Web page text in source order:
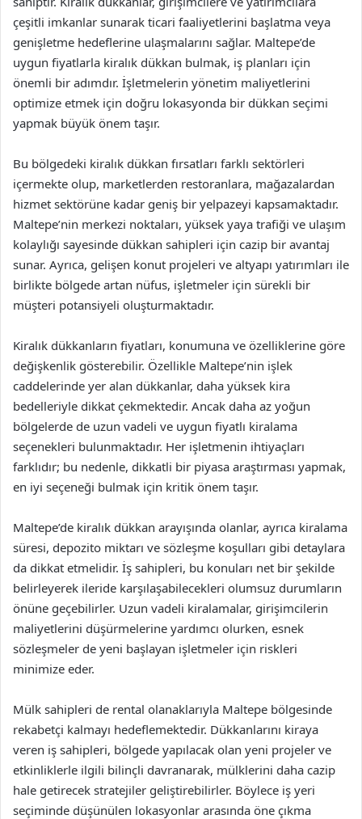
çeşitli imkanlar sunarak ticari faaliyetlerini başlatma veya
genişletme hedeflerine ulaşmalarını sağlar. Maltepe’de
uygun fiyatlarla kiralık dükkan bulmak, iş planları için
önemli bir adımdır. İşletmelerin yönetim maliyetlerini
optimize etmek için doğru lokasyonda bir dükkan seçimi
yapmak büyük önem taşır.
Bu bölgedeki kiralık dükkan fırsatları farklı sektörleri
içermekte olup, marketlerden restoranlara, mağazalardan
hizmet sektörüne kadar geniş bir yelpazeyi kapsamaktadır.
Maltepe’nin merkezi noktaları, yüksek yaya trafiği ve ulaşım
kolaylığı sayesinde dükkan sahipleri için cazip bir avantaj
sunar. Ayrıca, gelişen konut projeleri ve altyapı yatırımları ile
birlikte bölgede artan nüfus, işletmeler için sürekli bir
müşteri potansiyeli oluşturmaktadır.
Kiralık dükkanların fiyatları, konumuna ve özelliklerine göre
değişkenlik gösterebilir. Özellikle Maltepe’nin işlek
caddelerinde yer alan dükkanlar, daha yüksek kira
bedelleriyle dikkat çekmektedir. Ancak daha az yoğun
bölgelerde de uzun vadeli ve uygun fiyatlı kiralama
seçenekleri bulunmaktadır. Her işletmenin ihtiyaçları
farklıdır; bu nedenle, dikkatli bir piyasa araştırması yapmak,
en iyi seçeneği bulmak için kritik önem taşır.
Maltepe’de kiralık dükkan arayışında olanlar, ayrıca kiralama
süresi, depozito miktarı ve sözleşme koşulları gibi detaylara
da dikkat etmelidir. İş sahipleri, bu konuları net bir şekilde
belirleyerek ileride karşılaşabilecekleri olumsuz durumların
önüne geçebilirler. Uzun vadeli kiralamalar, girişimcilerin
maliyetlerini düşürmelerine yardımcı olurken, esnek
sözleşmeler de yeni başlayan işletmeler için riskleri
minimize eder.
Mülk sahipleri de rental olanaklarıyla Maltepe bölgesinde
rekabetçi kalmayı hedeflemektedir. Dükkanlarını kiraya
veren iş sahipleri, bölgede yapılacak olan yeni projeler ve
etkinliklerle ilgili bilinçli davranarak, mülklerini daha cazip
hale getirecek stratejiler geliştirebilirler. Böylece iş yeri
seçiminde düşünülen lokasyonlar arasında öne çıkma